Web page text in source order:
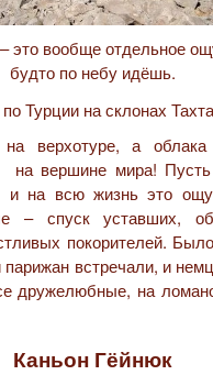
это вообще отдельное
будто по небу идёшь.
верхотуре, а
на вершине мира!
и на всю жизнь это
– спуск уставших,
покорителей.
встречали, и
дружелюбные, на
Каньон Гёйнюк